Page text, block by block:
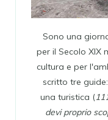
Sono una
per il Secolo XIX
cultura e per
scritto tre
una turistica (
devi proprio